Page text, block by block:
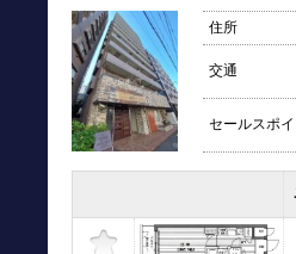
住所
交通
セールスポ